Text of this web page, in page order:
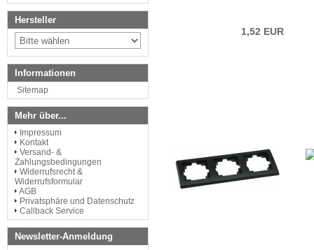
1,52 EUR
Hersteller
Informationen
Sitemap
Mehr über...
Impressum
Kontakt
Versand- &
Zahlungsbedingungen
Widerrufsrecht &
Widerrufsformular
AGB
Privatsphäre und Datenschutz
Callback Service
Newsletter-Anmeldung